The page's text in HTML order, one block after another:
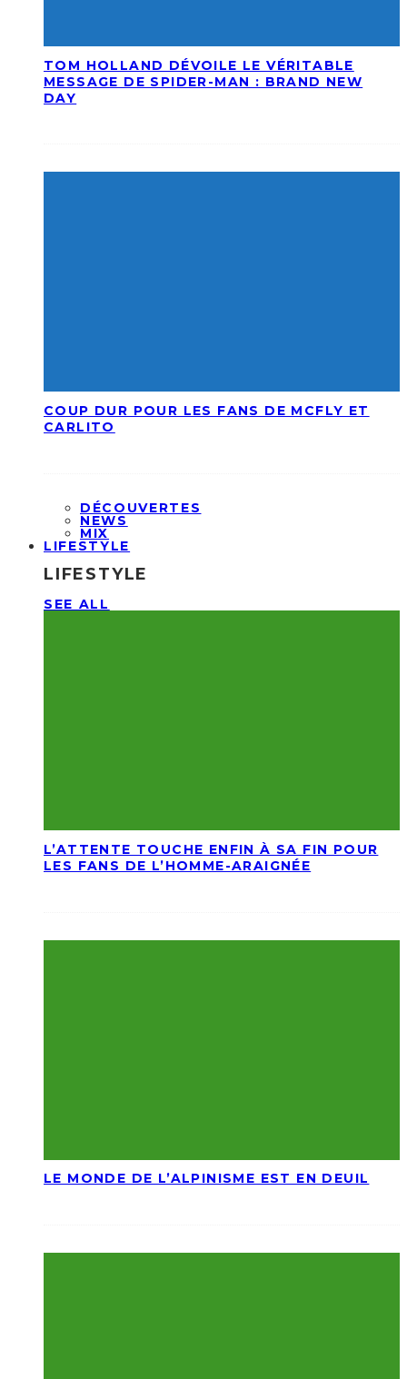
TOM HOLLAND DÉVOILE LE VÉRITABLE
MESSAGE DE SPIDER-MAN : BRAND NEW
DAY
COUP DUR POUR LES FANS DE MCFLY ET
CARLITO
DÉCOUVERTES
NEWS
MIX
LIFESTYLE
LIFESTYLE
SEE ALL
L’ATTENTE TOUCHE ENFIN À SA FIN POUR
LES FANS DE L’HOMME-ARAIGNÉE
LE MONDE DE L’ALPINISME EST EN DEUIL